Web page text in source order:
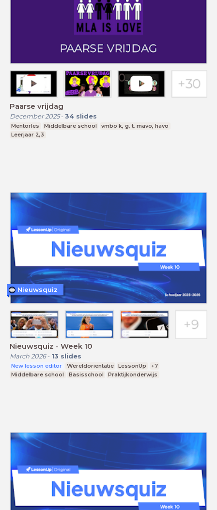
Paarse vrijdag
December 2025- 34 slides
Mentorles Middelbare school
vmbo k, g, t, mavo, havo
Leerjaar 2,3
Nieuwsquiz - Week 10
March 2026- 13 slides
New lesson editor Wereldoriëntatie LessonUp
+7
Middelbare school
Basisschool Praktijkonderwijs
Nieuwsquiz